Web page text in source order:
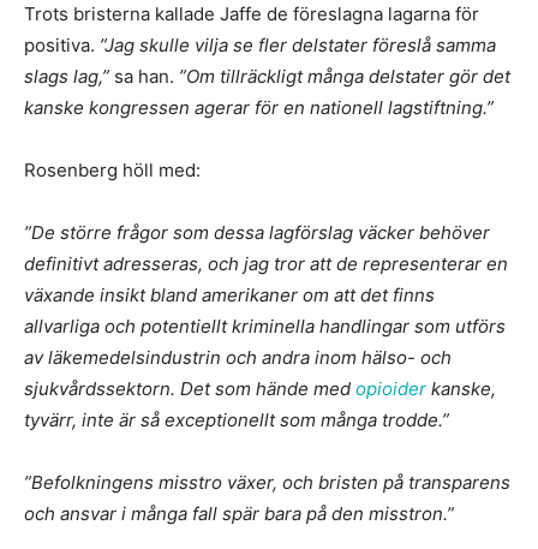
Trots bristerna kallade Jaffe de föreslagna lagarna för
positiva. ”Jag skulle vilja se fler delstater föreslå samma
slags lag,” sa han. ”Om tillräckligt många delstater gör det
kanske kongressen agerar för en nationell lagstiftning.”
Rosenberg höll med:
”De större frågor som dessa lagförslag väcker behöver
definitivt adresseras, och jag tror att de representerar en
växande insikt bland amerikaner om att det finns
allvarliga och potentiellt kriminella handlingar som utförs
av läkemedelsindustrin och andra inom hälso- och
sjukvårdssektorn. Det som hände med opioider kanske,
tyvärr, inte är så exceptionellt som många trodde.”
”Befolkningens misstro växer, och bristen på transparens
och ansvar i många fall spär bara på den misstron.”